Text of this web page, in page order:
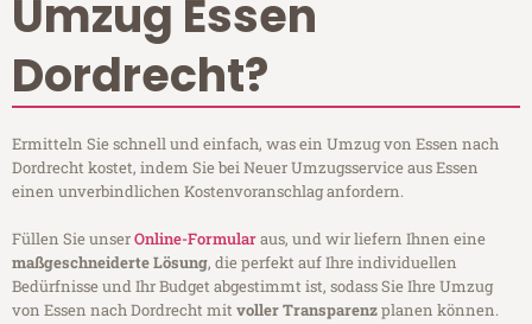
Umzug Essen
Dordrecht?
Ermitteln Sie schnell und einfach, was ein Umzug von Essen nach
Dordrecht kostet, indem Sie bei Neuer Umzugsservice aus Essen
einen unverbindlichen Kostenvoranschlag anfordern.
Füllen Sie unserOnline-Formularaus, und wir liefern Ihnen eine
maßgeschneiderte Lösung, die perfekt auf Ihre individuellen
Bedürfnisse und Ihr Budget abgestimmt ist, sodass Sie Ihre Umzug
von Essen nach Dordrecht mitvoller Transparenzplanen können.